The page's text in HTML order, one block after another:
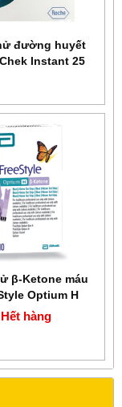
đường huyết
Instant 25
β-Ketone máu
Optium H
Hết hàng